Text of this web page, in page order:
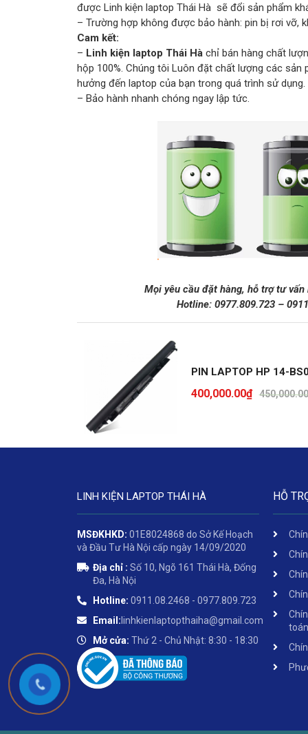
được Linh kiện laptop Thái Hà sẽ đổi sản phẩm
– Trường hợp không được bảo hành: pin bị rơi vỡ,
Cam kết:
– Linh kiện laptop Thái Hà chỉ bán hàng chất
hộp 100%. Chúng tôi Luôn đặt chất lượng các sản
hưởng đến laptop của bạn trong quá trình sử dụng.
– Bảo hành nhanh chóng ngay lập tức.
Mọi yêu cầu đặt hàng, hỗ trợ tư
Hotline: 0977.809.723–
PIN LAPTOP HP 14-
450,000.00
400,000.00₫
LINH KIỆN LAPTOP THÁI HÀ
MSĐKHKD: 01E8024868 do Sở Kế Hoạch
và Đầu Tư Hà Nội cấp ngày 14/09/2020
Địa chỉ : Số 10, Ngõ 161 Thái Hà, Đống
Đa, Hà Nội
Hotline: 0911.08.2468 - 0977.809.723
Email: linhkienlaptopthaiha@gmail.com
Mở cửa: Thứ 2 - Chủ Nhật: 8:30 - 18:30
HỖ
toán